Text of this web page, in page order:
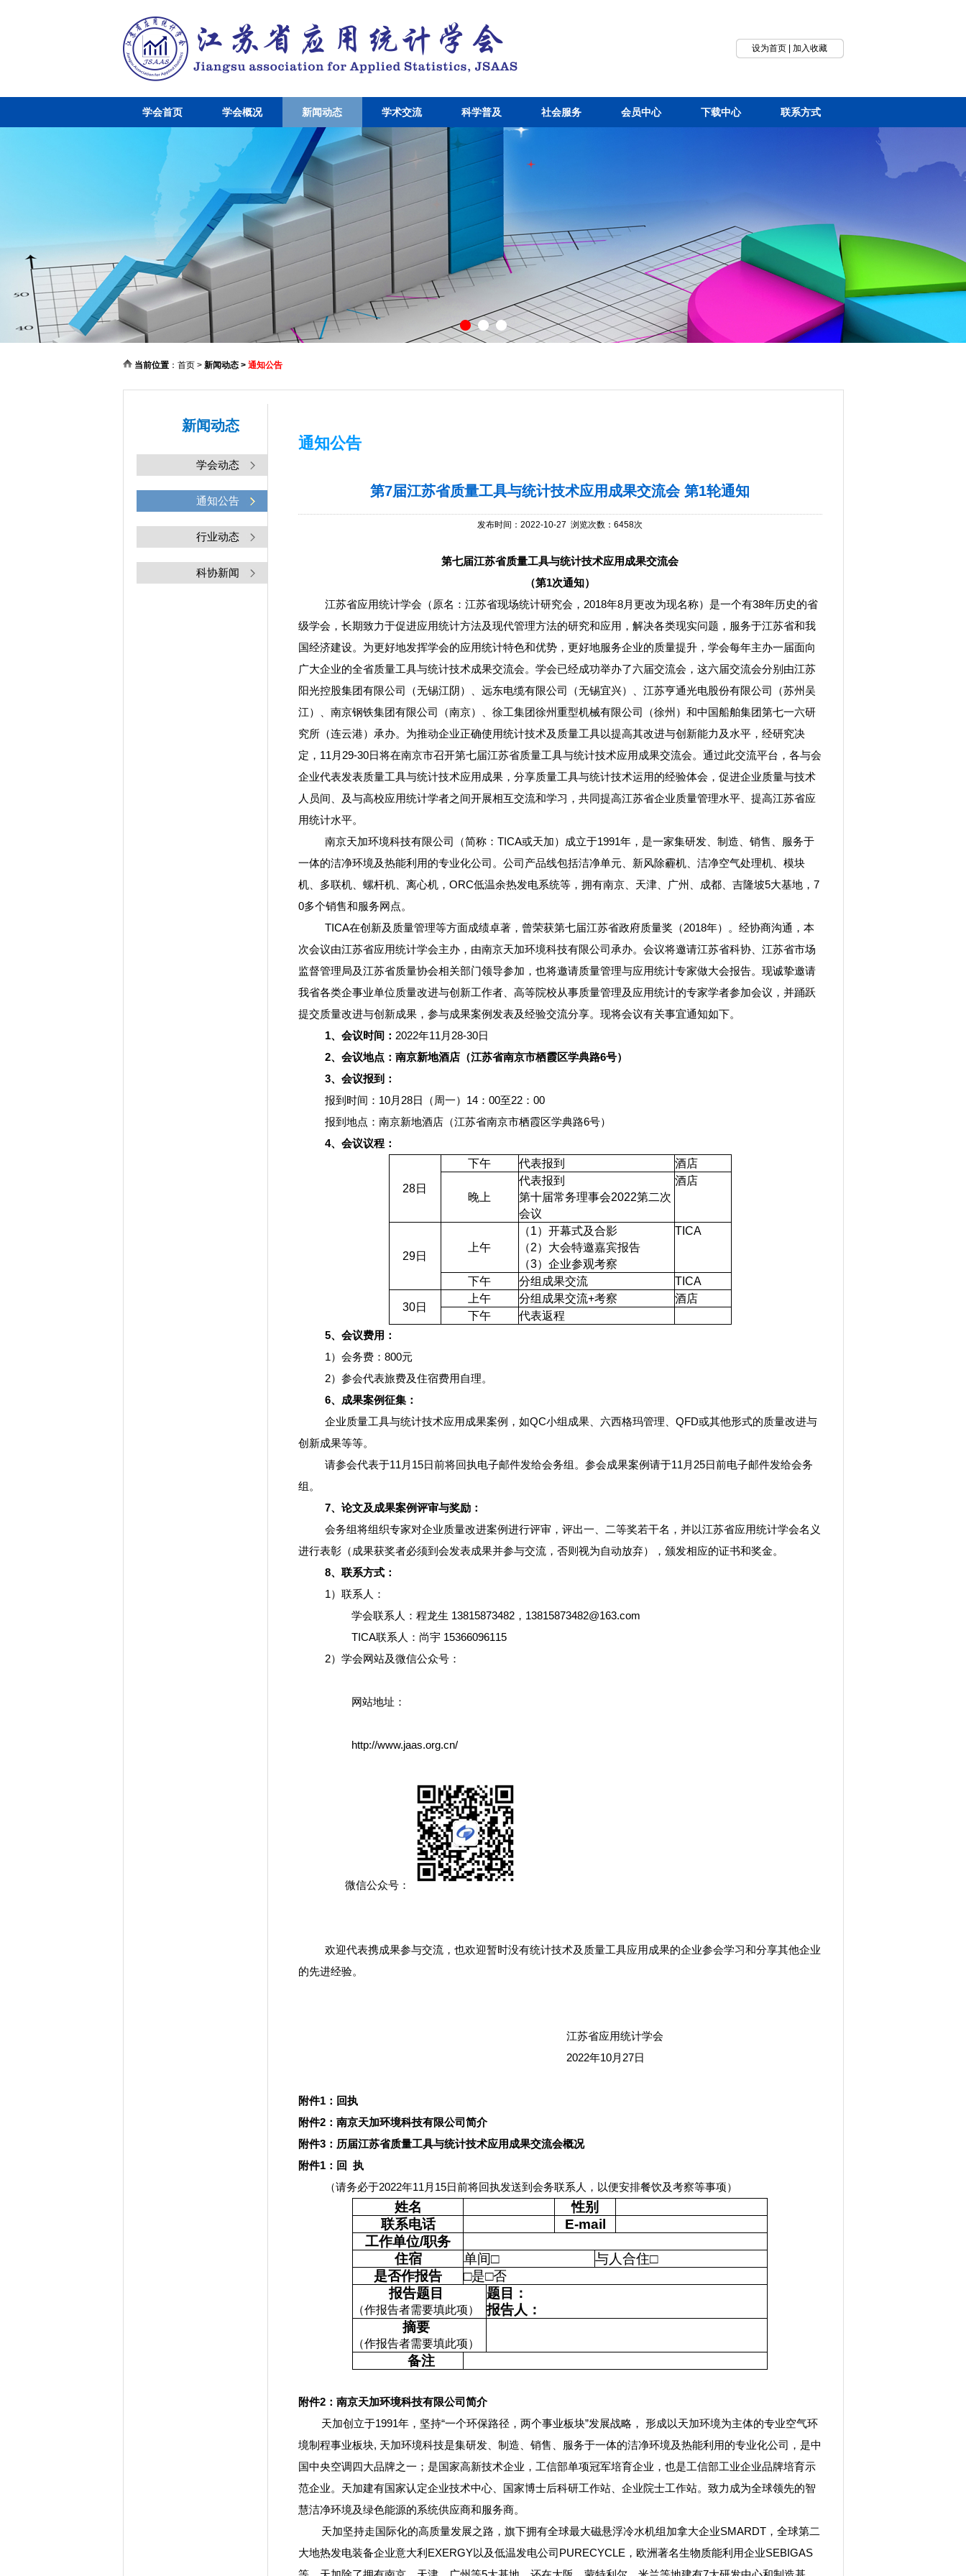
设为首页 加入收藏
学会首页 学会概况 新闻动态 学术交流 科学普及 社会服务 会员中心 下载中心 联系方式
当前位置： 首页> 新闻动态> 通知公告
新闻动态
学会动态
通知公告
行业动态
科协新闻
通知公告
第7届江苏省质量工具与统计技术应用成果交流会 第1轮通知
发布时间：2022-10-27 浏览次数：6458次
第七届江苏省质量工具与统计技术应用成果交流会
（第1次通知）
江苏省应用统计学会（原名：江苏省现场统计研究会，2018年8月更改为现名称）是一个有38年历史的省
级学会，长期致力于促进应用统计方法及现代管理方法的研究和应用，解决各类现实问题，服务于江苏省和我
国经济建设。为更好地发挥学会的应用统计特色和优势，更好地服务企业的质量提升，学会每年主办一届面向
广大企业的全省质量工具与统计技术成果交流会。学会已经成功举办了六届交流会，这六届交流会分别由江苏
阳光控股集团有限公司（无锡江阴）、远东电缆有限公司（无锡宜兴）、江苏亨通光电股份有限公司（苏州吴
江）、南京钢铁集团有限公司（南京）、徐工集团徐州重型机械有限公司（徐州）和中国船舶集团第七一六研
究所（连云港）承办。为推动企业正确使用统计技术及质量工具以提高其改进与创新能力及水平，经研究决
定，11月29-30日将在南京市召开第七届江苏省质量工具与统计技术应用成果交流会。通过此交流平台，各与会
企业代表发表质量工具与统计技术应用成果，分享质量工具与统计技术运用的经验体会，促进企业质量与技术
人员间、及与高校应用统计学者之间开展相互交流和学习，共同提高江苏省企业质量管理水平、提高江苏省应
用统计水平。
南京天加环境科技有限公司（简称：TICA或天加）成立于1991年，是一家集研发、制造、销售、服务于
一体的洁净环境及热能利用的专业化公司。公司产品线包括洁净单元、新风除霾机、洁净空气处理机、模块
机、多联机、螺杆机、离心机，ORC低温余热发电系统等，拥有南京、天津、广州、成都、吉隆坡5大基地，7
0多个销售和服务网点。
TICA在创新及质量管理等方面成绩卓著，曾荣获第七届江苏省政府质量奖（2018年）。经协商沟通，本
次会议由江苏省应用统计学会主办，由南京天加环境科技有限公司承办。会议将邀请江苏省科协、江苏省市场
监督管理局及江苏省质量协会相关部门领导参加，也将邀请质量管理与应用统计专家做大会报告。现诚挚邀请
我省各类企事业单位质量改进与创新工作者、高等院校从事质量管理及应用统计的专家学者参加会议，并踊跃
提交质量改进与创新成果，参与成果案例发表及经验交流分享。现将会议有关事宜通知如下。
1、会议时间： 2022年11月28-30日
2、会议地点：南京新地酒店（江苏省南京市栖霞区学典路6号）
3、会议报到：
报到时间：10月28日（周一）14：00至22：00
报到地点：南京新地酒店（江苏省南京市栖霞区学典路6号）
4、会议议程：
28日
下午 代表报到 酒店
晚上
代表报到
第十届常务理事会2022第二次
会议
酒店
29日
上午
（1）开幕式及合影
（2）大会特邀嘉宾报告
（3）企业参观考察
TICA
下午 分组成果交流 TICA
30日
上午 分组成果交流+考察
酒店
下午
代表返程
5、会议费用：
1）会务费：800元
2）参会代表旅费及住宿费用自理。
6、成果案例征集：
企业质量工具与统计技术应用成果案例，如QC小组成果、六西格玛管理、QFD或其他形式的质量改进与
创新成果等等。
请参会代表于11月15日前将回执电子邮件发给会务组。参会成果案例请于11月25日前电子邮件发给会务
组。
7、论文及成果案例评审与奖励：
会务组将组织专家对企业质量改进案例进行评审，评出一、二等奖若干名，并以江苏省应用统计学会名义
进行表彰（成果获奖者必须到会发表成果并参与交流，否则视为自动放弃），颁发相应的证书和奖金。
8、联系方式：
1）联系人：
学会联系人：程龙生 13815873482 ，13815873482@163.com
TICA联系人：尚宇 15366096115
2）学会网站及微信公众号：
网站地址：
http://www.jaas.org.cn/
微信公众号：
欢迎代表携成果参与交流，也欢迎暂时没有统计技术及质量工具应用成果的企业参会学习和分享其他企业
的先进经验。
江苏省应用统计学会
2022年10月27日
附件1：回执
附件2：南京天加环境科技有限公司简介
附件3：历届江苏省质量工具与统计技术应用成果交流会概况
附件1：回 执
（请务必于2022年11月15日前将回执发送到会务联系人，以便安排餐饮及考察等事项）
姓名
性别
联系电话
E-mail
工作单位/职务
住宿
单间□
与人合住□
是否作报告
□是□否
报告题目
（作报告者需要填此项）
题目：
报告人：
摘要
（作报告者需要填此项）
备注
附件2：南京天加环境科技有限公司简介
天加创立于1991年，坚持“一个环保路径，两个事业板块”发展战略， 形成以天加环境为主体的专业空气环
境制程事业板块, 天加环境科技是集研发、制造、销售、服务于一体的洁净环境及热能利用的专业化公司，是中
国中央空调四大品牌之一；是国家高新技术企业，工信部单项冠军培育企业，也是工信部工业企业品牌培育示
范企业。天加建有国家认定企业技术中心、国家博士后科研工作站、企业院士工作站。致力成为全球领先的智
慧洁净环境及绿色能源的系统供应商和服务商。
天加坚持走国际化的高质量发展之路，旗下拥有全球最大磁悬浮冷水机组加拿大企业SMARDT，全球第二
大地热发电装备企业意大利EXERGY以及低温发电公司PURECYCLE，欧洲著名生物质能利用企业SEBIGAS